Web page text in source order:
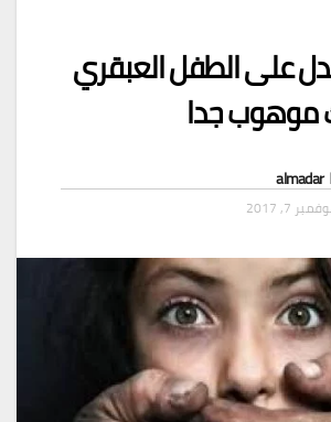
على الطفل العبقري
موهوب جدا
almadar
7, 2017